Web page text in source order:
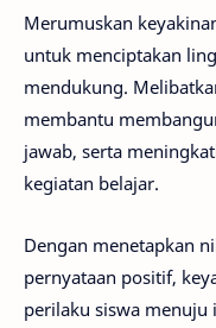
Merumuskan
untuk menciptakan
mendukung.
membantu
jawab, serta
kegiatan belajar.
Dengan menetapkan
pernyataan positif,
perilaku siswa